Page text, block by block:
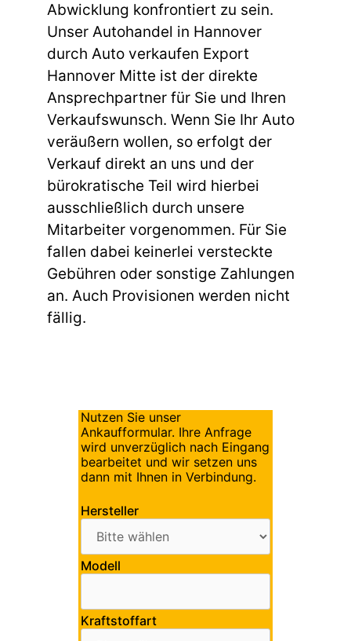
Abwicklung konfrontiert zu sein.
Unser Autohandel in Hannover
durch Auto verkaufen Export
Hannover Mitte ist der direkte
Ansprechpartner für Sie und Ihren
Verkaufswunsch. Wenn Sie Ihr Auto
veräußern wollen, so erfolgt der
Verkauf direkt an uns und der
bürokratische Teil wird hierbei
ausschließlich durch unsere
Mitarbeiter vorgenommen. Für Sie
fallen dabei keinerlei versteckte
Gebühren oder sonstige Zahlungen
an. Auch Provisionen werden nicht
fällig.
Nutzen Sie unser
Ankaufformular. Ihre Anfrage
wird unverzüglich nach Eingang
bearbeitet und wir setzen uns
dann mit Ihnen in Verbindung.
Hersteller
Modell
Kraftstoffart